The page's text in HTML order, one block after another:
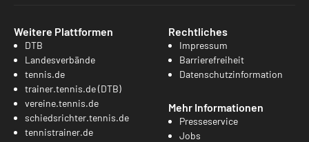
Weitere Plattformen
DTB
Landesverbände
tennis.de
trainer.tennis.de (DTB)
vereine.tennis.de
schiedsrichter.tennis.de
tennistrainer.de
Rechtliches
Impressum
Barrierefreiheit
Datenschutzinformation
Mehr Informationen
Presseservice
Jobs